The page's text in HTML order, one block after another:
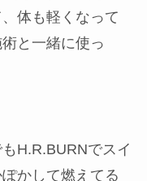
体も軽くなって
と一緒に使っ
H.R.BURNでスイ
かして燃えてる